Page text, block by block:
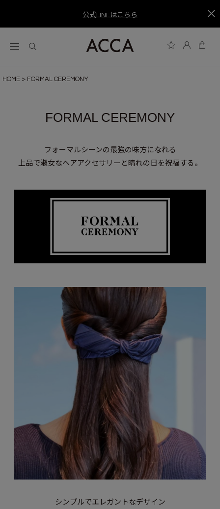
公式LINEはこちら
HOME FORMAL CEREMONY
FORMAL CEREMONY
フォーマルシーンの最強の味方になれる
上品で淑女なヘアアクセサリーと晴れの日を祝福する。
シンプルでエレガントなデザイン